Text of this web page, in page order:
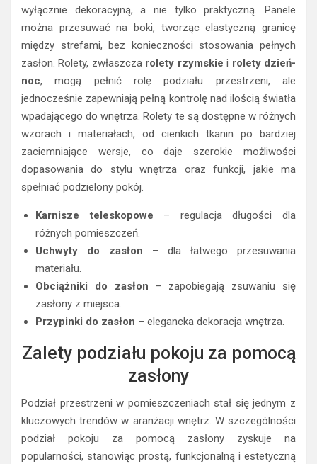
wyłącznie dekoracyjną, a nie tylko praktyczną. Panele
można przesuwać na boki, tworząc elastyczną granicę
między strefami, bez konieczności stosowania pełnych
zasłon. Rolety, zwłaszcza rolety rzymskie i rolety dzień-
noc, mogą pełnić rolę podziału przestrzeni, ale
jednocześnie zapewniają pełną kontrolę nad ilością światła
wpadającego do wnętrza. Rolety te są dostępne w różnych
wzorach i materiałach, od cienkich tkanin po bardziej
zaciemniające wersje, co daje szerokie możliwości
dopasowania do stylu wnętrza oraz funkcji, jakie ma
spełniać podzielony pokój.
Karnisze teleskopowe – regulacja długości dla
różnych pomieszczeń.
Uchwyty do zasłon – dla łatwego przesuwania
materiału.
Obciążniki do zasłon – zapobiegają zsuwaniu się
zasłony z miejsca.
Przypinki do zasłon – elegancka dekoracja wnętrza.
Zalety podziału pokoju za pomocą
zasłony
Podział przestrzeni w pomieszczeniach stał się jednym z
kluczowych trendów w aranżacji wnętrz. W szczególności
podział pokoju za pomocą zasłony zyskuje na
popularności, stanowiąc prostą, funkcjonalną i estetyczną